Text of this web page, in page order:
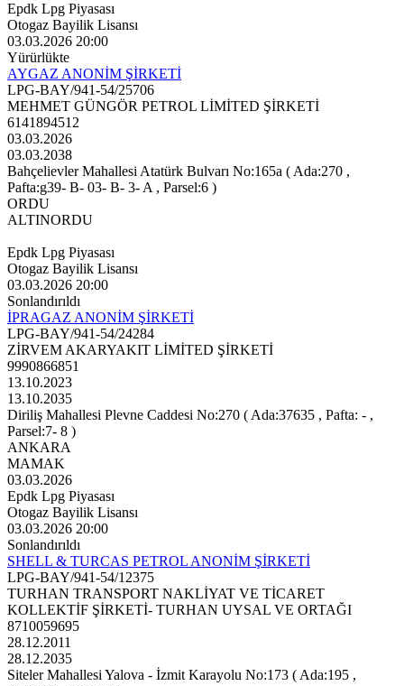
Epdk Lpg Piyasası
Otogaz Bayilik Lisansı
03.03.2026 20:00
Yürürlükte
AYGAZ ANONİM ŞİRKETİ
LPG-BAY/941-54/25706
MEHMET GÜNGÖR PETROL LİMİTED ŞİRKETİ
6141894512
03.03.2026
03.03.2038
Bahçelievler Mahallesi Atatürk Bulvarı No:165a ( Ada:270 ,
Pafta:g39- B- 03- B- 3- A , Parsel:6 )
ORDU
ALTINORDU
Epdk Lpg Piyasası
Otogaz Bayilik Lisansı
03.03.2026 20:00
Sonlandırıldı
İPRAGAZ ANONİM ŞİRKETİ
LPG-BAY/941-54/24284
ZİRVEM AKARYAKIT LİMİTED ŞİRKETİ
9990866851
13.10.2023
13.10.2035
Diriliş Mahallesi Plevne Caddesi No:270 ( Ada:37635 , Pafta: - ,
Parsel:7- 8 )
ANKARA
MAMAK
03.03.2026
Epdk Lpg Piyasası
Otogaz Bayilik Lisansı
03.03.2026 20:00
Sonlandırıldı
SHELL & TURCAS PETROL ANONİM ŞİRKETİ
LPG-BAY/941-54/12375
TURHAN TRANSPORT NAKLİYAT VE TİCARET
KOLLEKTİF ŞİRKETİ- TURHAN UYSAL VE ORTAĞI
8710059695
28.12.2011
28.12.2035
Siteler Mahallesi Yalova - İzmit Karayolu No:173 ( Ada:195 ,